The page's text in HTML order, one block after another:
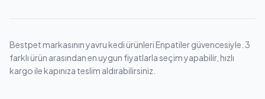
Bestpet markasının yavru kedi ürünleri Enpatiler güvencesiyle. 3
farklı ürün arasından en uygun fiyatlarla seçim yapabilir, hızlı
kargo ile kapınıza teslim aldırabilirsiniz.